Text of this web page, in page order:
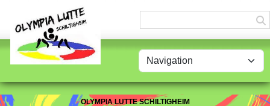
OLYMPIA LUTTE SCHILTIGHEIM
Panneau de gestion des cookies